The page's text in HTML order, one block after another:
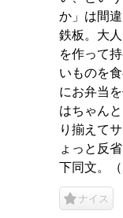
か」は間
鉄板。大
を作って
いものを
にお弁当
はちゃん
り揃えて
ょっと反
下同文。
ナイス